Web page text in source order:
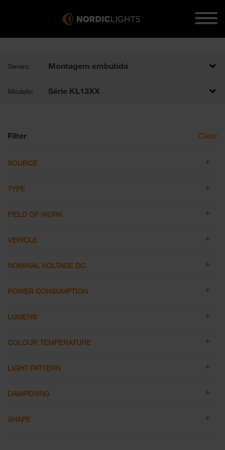
Series: Montagem embutida
Modelo: Série KL13XX
Filter Clear
SOURCE
TYPE
FIELD OF WORK
VEHICLE
NOMINAL VOLTAGE DC
POWER CONSUMPTION
LUMENS
COLOUR TEMPERATURE
LIGHT PATTERN
DAMPENING
SHAPE